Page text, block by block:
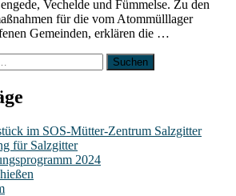
Vechelde und Fümmelse. Zu den
für die vom Atommülllager
Gemeinden, erklären die …
im SOS-Mütter-Zentrum Salzgitter
für Salzgitter
2024